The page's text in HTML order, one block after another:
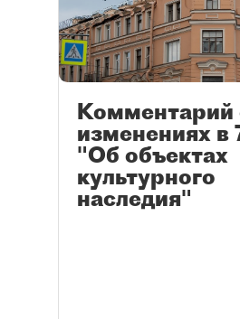
Комментарий
изменениях
"Об объектах
культурного
наследия"